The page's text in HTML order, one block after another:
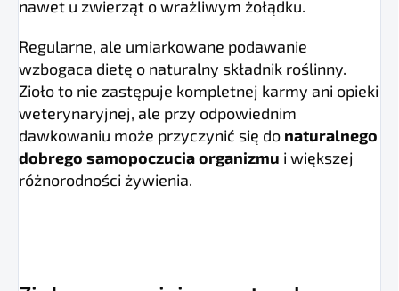
nawet u zwierząt o wrażliwym żołądku.
Regularne, ale umiarkowane podawanie
wzbogaca dietę o naturalny składnik roślinny.
Zioło to nie zastępuje kompletnej karmy ani opieki
weterynaryjnej, ale przy odpowiednim
dawkowaniu może przyczynić się do naturalnego
dobrego samopoczucia organizmu i większej
różnorodności żywienia.